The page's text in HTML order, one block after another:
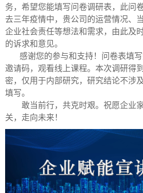
务，希望您能填写问卷调研表，此问
去三年疫情中，贵公司的运营情况、
企业社会责任等想法和需求，由此及
的诉求和意见。
感谢您的参与和支持！问卷表填写
邀请码，观看线上课程。本次调研得
密，仅用于内部研究，研究结论不涉
填写。
敢当前行，共克时艰。祝愿企业家
关，走向未来！